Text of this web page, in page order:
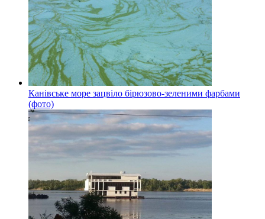
Канівське море зацвіло бірюзово-зеленими фарбами
(фото)